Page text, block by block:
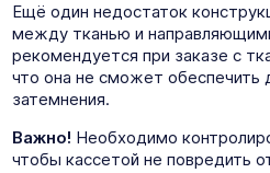
Ещё один недостаток
между тканью и
рекомендуется при заказе с
что она не сможет обеспечить
затемнения.
Важно! Необходимо
чтобы кассетой не повредить